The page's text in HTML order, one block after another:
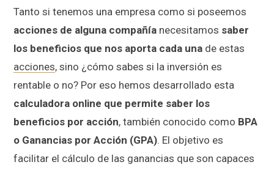
Tanto si tenemos una empresa como si poseemos
acciones de alguna compañía necesitamos saber
los beneficios que nos aporta cada una de estas
acciones, sino ¿cómo sabes si la inversión es
rentable o no? Por eso hemos desarrollado esta
calculadora online que permite saber los
beneficios por acción, también conocido como BPA
o Ganancias por Acción (GPA). El objetivo es
facilitar el cálculo de las ganancias que son capaces